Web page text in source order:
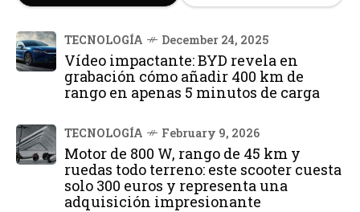
TECNOLOGÍA December 24, 2025
Vídeo impactante: BYD revela en
grabación cómo añadir 400 km de
rango en apenas 5 minutos de carga
TECNOLOGÍA February 9, 2026
Motor de 800 W, rango de 45 km y
ruedas todo terreno: este scooter cuesta
solo 300 euros y representa una
adquisición impresionante